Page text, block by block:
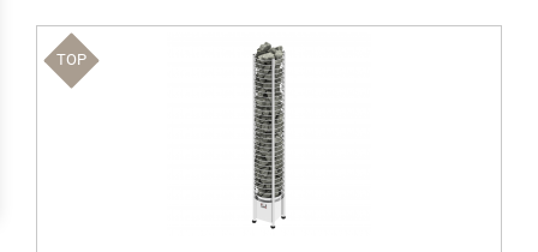
TOP